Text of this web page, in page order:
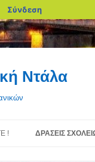
blogs.sch.gr
Σύνδεση
Ντάλα
! ΔΡΆΣΕΙΣ